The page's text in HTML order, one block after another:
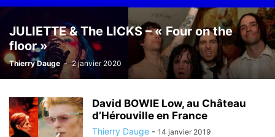
JULIETTE & The LICKS – « Four on the
floor »
Thierry Dauge - 2 janvier 2020
David BOWIE Low, au Château
d’Hérouville en France
Thierry Dauge - 14 janvier 2019